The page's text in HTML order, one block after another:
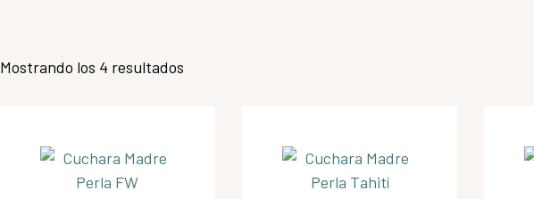
Mostrando los 4 resultados